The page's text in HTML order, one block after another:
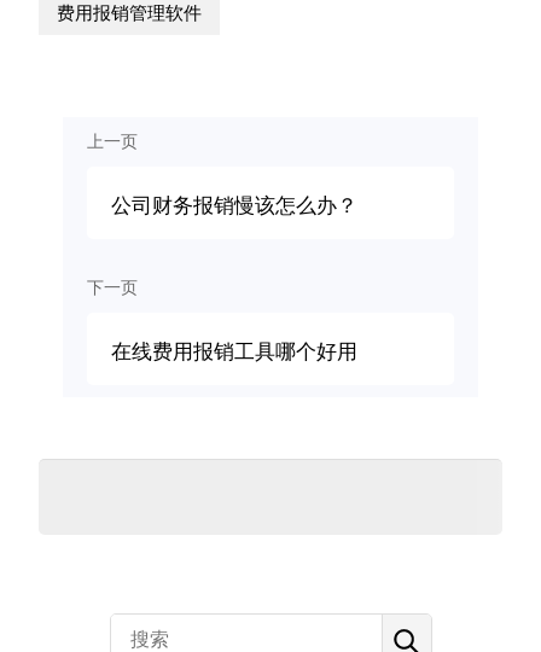
费用报销管理软件
上一页
公司财务报销慢该怎么办？
下一页
在线费用报销工具哪个好用